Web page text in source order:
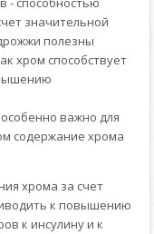
значительной
полезны
хром способствует
важно для
содержание хрома
хрома за счет
к повышению
к инсулину и к